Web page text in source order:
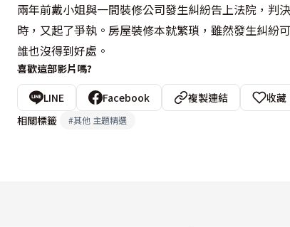
兩年前戴小姐與一間裝修公司發生糾紛告上法院，判
時，又起了爭執。房屋裝修本就繁瑣，雖然發生糾紛
誰也沒得到好處。
喜歡這部影片嗎?
LINE Facebook 複製連結
收藏
相關標籤
#其他 主題精選